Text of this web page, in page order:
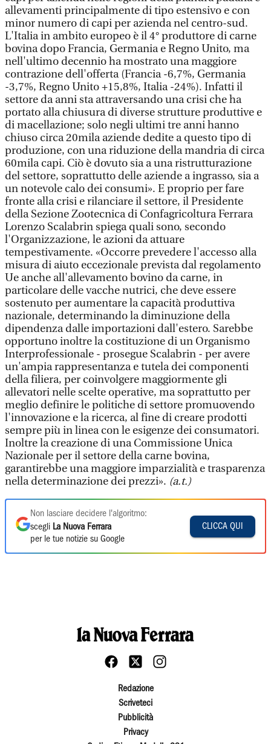
allevamenti principalmente di tipo estensivo e con
minor numero di capi per azienda nel centro-sud.
L'Italia in ambito europeo è il 4° produttore di carne
bovina dopo Francia, Germania e Regno Unito, ma
nell'ultimo decennio ha mostrato una maggiore
contrazione dell'offerta (Francia -6,7%, Germania
-3,7%, Regno Unito +15,8%, Italia -24%). Infatti il
settore da anni sta attraversando una crisi che ha
portato alla chiusura di diverse strutture produttive e
di macellazione; solo negli ultimi tre anni hanno
chiuso circa 20mila aziende dedite a questo tipo di
produzione, con una riduzione della mandria di circa
60mila capi. Ciò è dovuto sia a una ristrutturazione
del settore, soprattutto delle aziende a ingrasso, sia a
un notevole calo dei consumi». E proprio per fare
fronte alla crisi e rilanciare il settore, il Presidente
della Sezione Zootecnica di Confagricoltura Ferrara
Lorenzo Scalabrin spiega quali sono, secondo
l'Organizzazione, le azioni da attuare
tempestivamente. «Occorre prevedere l'accesso alla
misura di aiuto eccezionale prevista dal regolamento
Ue anche all'allevamento bovino da carne, in
particolare delle vacche nutrici, che deve essere
sostenuto per aumentare la capacità produttiva
nazionale, determinando la diminuzione della
dipendenza dalle importazioni dall'estero. Sarebbe
opportuno inoltre la costituzione di un Organismo
Interprofessionale - prosegue Scalabrin - per avere
un'ampia rappresentanza e tutela dei componenti
della filiera, per coinvolgere maggiormente gli
allevatori nelle scelte operative, ma soprattutto per
meglio definire le politiche di settore promuovendo
l'innovazione e la ricerca, al fine di creare prodotti
sempre più in linea con le esigenze dei consumatori.
Inoltre la creazione di una Commissione Unica
Nazionale per il settore della carne bovina,
garantirebbe una maggiore imparzialità e trasparenza
nella determinazione dei prezzi». (a.t.)
Non lasciare decidere l'algoritmo:
scegli La Nuova Ferrara
per le tue notizie su Google
CLICCA QUI
Redazione
Scriveteci
Pubblicità
Privacy